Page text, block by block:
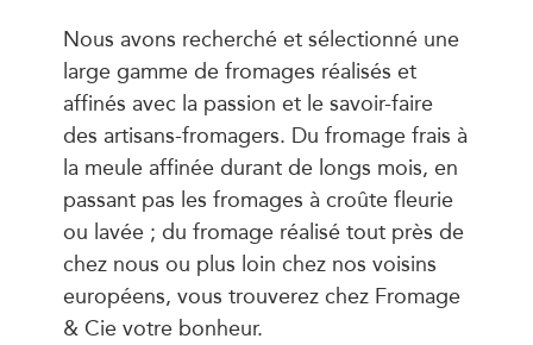
Nous avons recherché et sélectionné une
large gamme de fromages réalisés et
affinés avec la passion et le savoir-faire
des artisans-fromagers. Du fromage frais à
la meule affinée durant de longs mois, en
passant pas les fromages à croûte fleurie
ou lavée ; du fromage réalisé tout près de
chez nous ou plus loin chez nos voisins
européens, vous trouverez chez Fromage
& Cie votre bonheur.